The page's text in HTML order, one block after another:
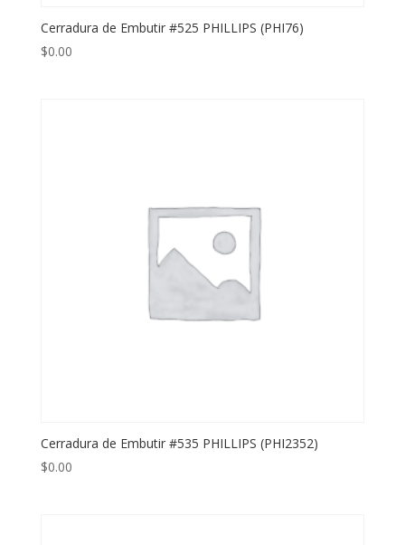
Cerradura de Embutir #525 PHILLIPS (PHI76)
$0.00
Cerradura de Embutir #535 PHILLIPS (PHI2352)
$0.00